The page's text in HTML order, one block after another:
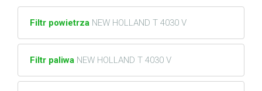
Filtr powietrza NEW HOLLAND T 4030 V
Filtr paliwa NEW HOLLAND T 4030 V